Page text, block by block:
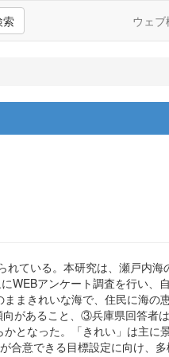
索 ウェ
ている。本研究は、瀬戸内海
WEBアンケート調査を行い、
まきれいな海で、住民に海の
があること、③兵庫県回答者
となった。「きれい」は主に
合意できる目標設定に向け、